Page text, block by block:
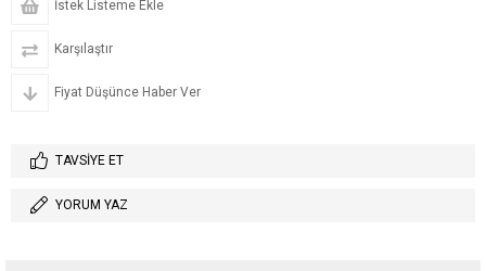
İstek Listeme Ekle
Karşılaştır
Fiyat Düşünce Haber Ver
TAVSIYE ET
YORUM YAZ